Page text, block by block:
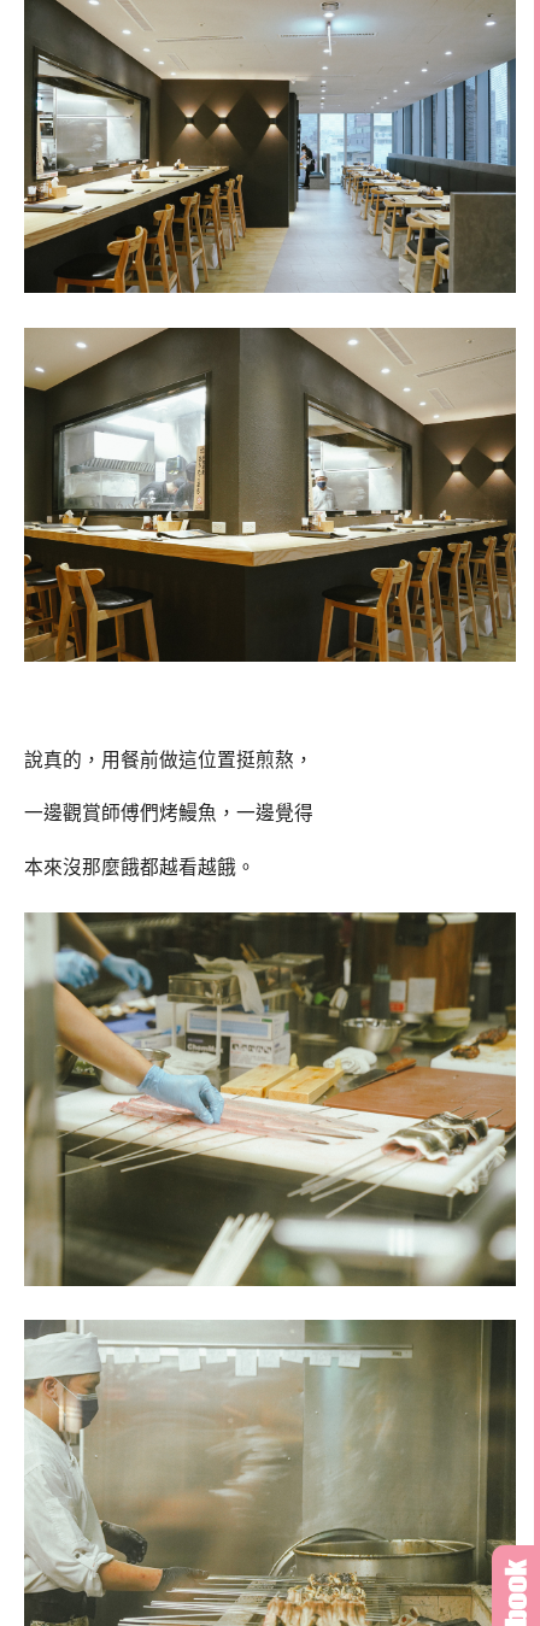
說真的，用餐前做這位置挺煎熬，
一邊觀賞師傅們烤鰻魚，一邊覺得
本來沒那麼餓都越看越餓。